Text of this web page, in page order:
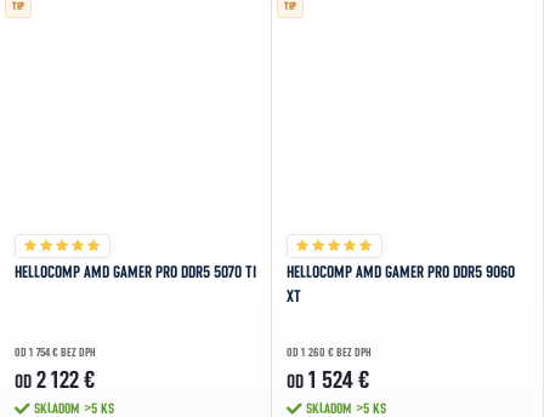
TIP
HELLOCOMP AMD GAMER PRO DDR5 5070 TI
OD 1 754 € BEZ DPH
OD 2 122 €
SKLADOM >5 KS
TIP
HELLOCOMP AMD GAMER PRO DDR5 9060
XT
OD 1 260 € BEZ DPH
OD 1 524 €
SKLADOM >5 KS